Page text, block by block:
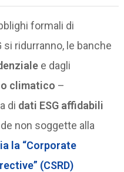
formali di
ridurranno, le banche
e dagli
climatico –
di dati ESG affidabili
non soggette alla
la “Corporate
” (CSRD)